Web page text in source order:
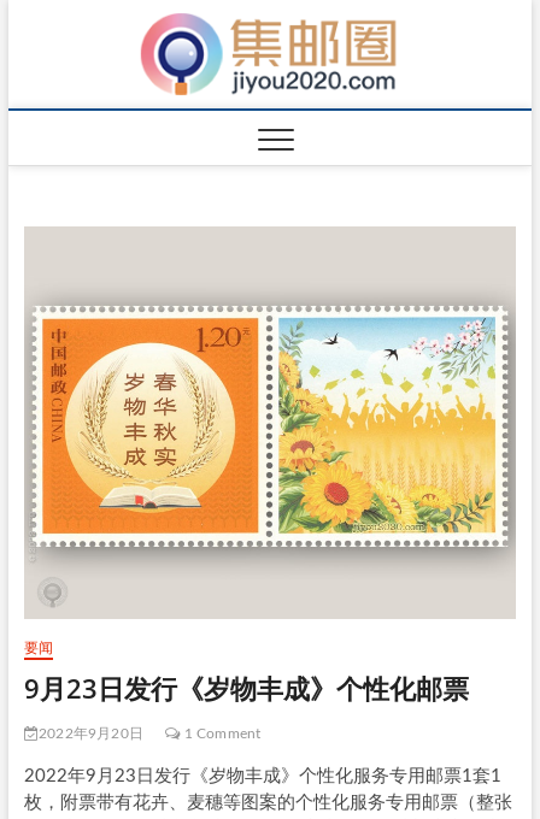
要闻
9月23日发行《岁物丰成》个性化邮票
2022年9月20日 1 Comment
2022年9月23日发行《岁物丰成》个性化服务专用邮票1套1
枚，附票带有花卉、麦穗等图案的个性化服务专用邮票（整张